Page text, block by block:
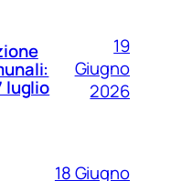
luglio
19
Giugno
2026
18 Giugno